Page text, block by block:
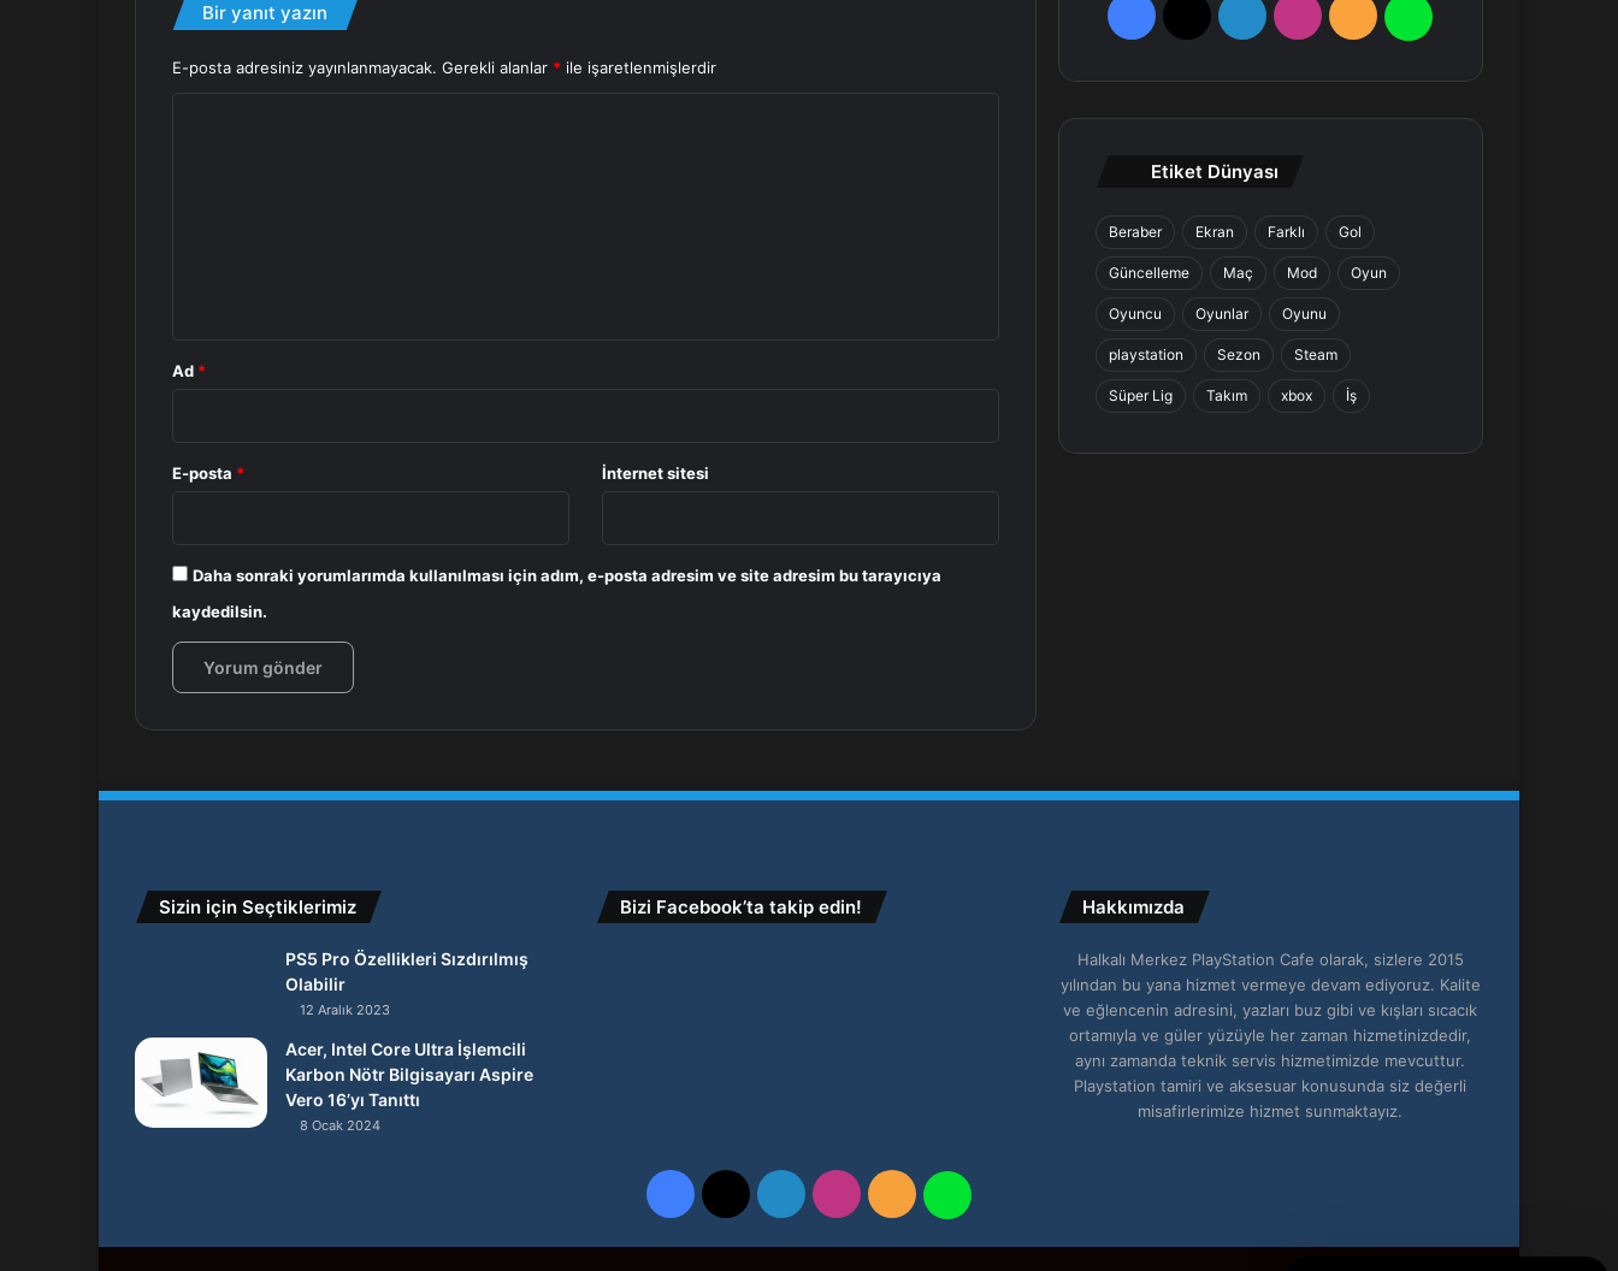
Bir yanıt yazın
E-posta adresiniz yayınlanmayacak. Gerekli alanlar * ile işaretlenmişlerdir
Ad *
E-posta * İnternet sitesi
Daha sonraki yorumlarımda kullanılması için adım, e-posta adresim ve site adresim bu tarayıcıya
kaydedilsin.
F
e
k
X
L
n
a
m
R
W
a
Etiket Dünyası
Beraber Ekran Farklı Gol
Güncelleme Maç Mod Oyun
Oyuncu Oyunlar Oyunu
playstation Sezon Steam
Süper Lig Takım xbox İş
Sizin için Seçtiklerimiz
PS5 Pro Özellikleri Sızdırılmış
Olabilir
12 Aralık 2023
Acer, Intel Core Ultra İşlemcili
Karbon Nötr Bilgisayarı Aspire
Vero 16’yı Tanıttı
8 Ocak 2024
Bizi Facebook’ta takip edin! Hakkımızda
Halkalı Merkez PlayStation Cafe olarak, sizlere 2015
yılından bu yana hizmet vermeye devam ediyoruz. Kalite
ve eğlencenin adresini, yazları buz gibi ve kışları sıcacık
ortamıyla ve güler yüzüyle her zaman hizmetinizdedir,
aynı zamanda teknik servis hizmetimizde mevcuttur.
Playstation tamiri ve aksesuar konusunda siz değerli
misafirlerimize hizmet sunmaktayız.
Facebook
X LinkedInInstagram
RSS WhatsApp